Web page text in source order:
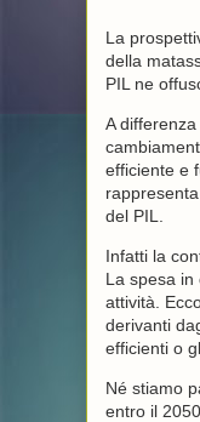
La
della
PIL ne
A
efficiente e
del PIL.
Infatti la
La spesa in
attività.
derivanti
efficienti o
Né stiamo
entro il